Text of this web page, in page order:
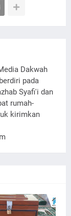
Dakwah
pada
Syafi'i dan
rumah-
kirimkan